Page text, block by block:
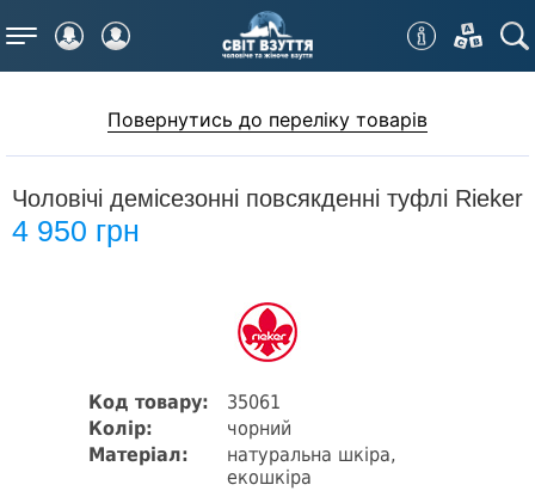
Меню
Повернутись до переліку товарів
Чоловічі демісезонні повсякденні туфлі Rieker
4 950 грн
Код товару:
35061
Колір:
чорний
Матеріал:
натуральна шкіра,
екошкіра